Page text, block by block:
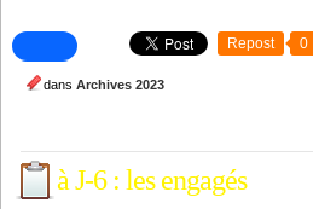
Repost 0
dans Archives 2023
à J-6 : les engagés